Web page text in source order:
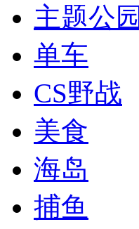
主题公园
单车
CS野战
美食
海岛
捕鱼